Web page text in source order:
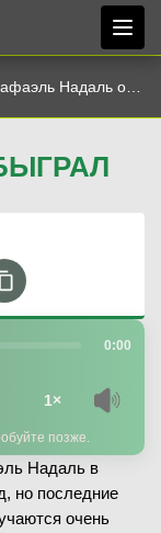
Надаль обыграл Каспера Рууда
0:00
1×
позже.
Надаль в
но последние
очень